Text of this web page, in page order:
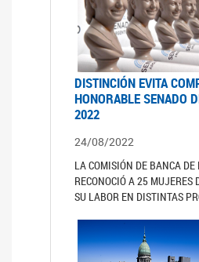
DISTINCIÓN EVITA
HONORABLE SENADO
2022
24/08/2022
LA COMISIÓN DE BANCA
RECONOCIÓ A 25 MUJERES
SU LABOR EN DISTINTAS